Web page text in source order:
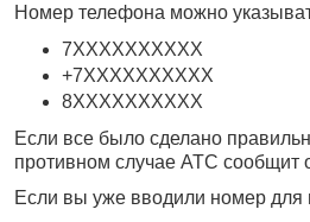
Номер телефона можно
7ХХХХХХХХХХ
+7ХХХХХХХХХХ
8ХХХХХХХХХХ
Если все было сделано
противном случае АТС сообщит
Если вы уже вводили номер для